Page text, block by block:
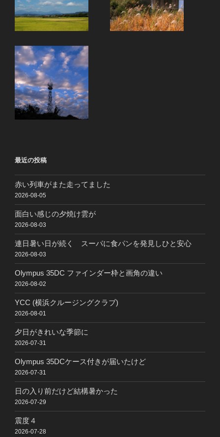
最近の投稿
赤い列車がまた走ってました
2026-08-05
面白い感じの夕焼け雲が
2026-08-03
連日暑い日が続く スーパに食パンを発見しひと安心
2026-08-03
Olympus 35DC ファインダー枠と画角の違い
2026-08-02
YCC (横浜クルージングクラブ)
2026-08-01
夕日がきれいな季節に
2026-07-31
Olympus 35DCケース付きが届いたけど
2026-07-31
日の入り前だけど結構暑かった
2026-07-29
震度４
2026-07-28